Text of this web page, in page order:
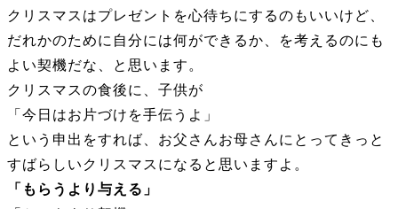
クリスマスはプレゼントを心待ちにするのもいいけど、
だれかのために自分には何ができるか、を考えるのにも
よい契機だな、と思います。
クリスマスの食後に、子供が
「今日はお片づけを手伝うよ」
という申出をすれば、お父さんお母さんにとってきっと
すばらしいクリスマスになると思いますよ。
「もらうより与える」